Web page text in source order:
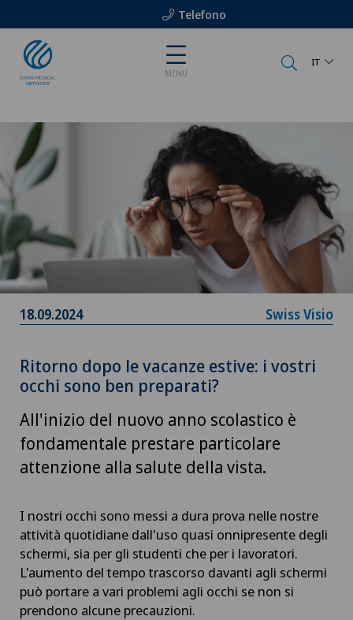
Telefono
MENU
IT
18.09.2024 Swiss Visio
Ritorno dopo le vacanze estive: i vostri
occhi sono ben preparati?
All'inizio del nuovo anno scolastico è
fondamentale prestare particolare
attenzione alla salute della vista.
I nostri occhi sono messi a dura prova nelle nostre
attività quotidiane dall'uso quasi onnipresente degli
schermi, sia per gli studenti che per i lavoratori.
L'aumento del tempo trascorso davanti agli schermi
può portare a vari problemi agli occhi se non si
prendono alcune precauzioni.